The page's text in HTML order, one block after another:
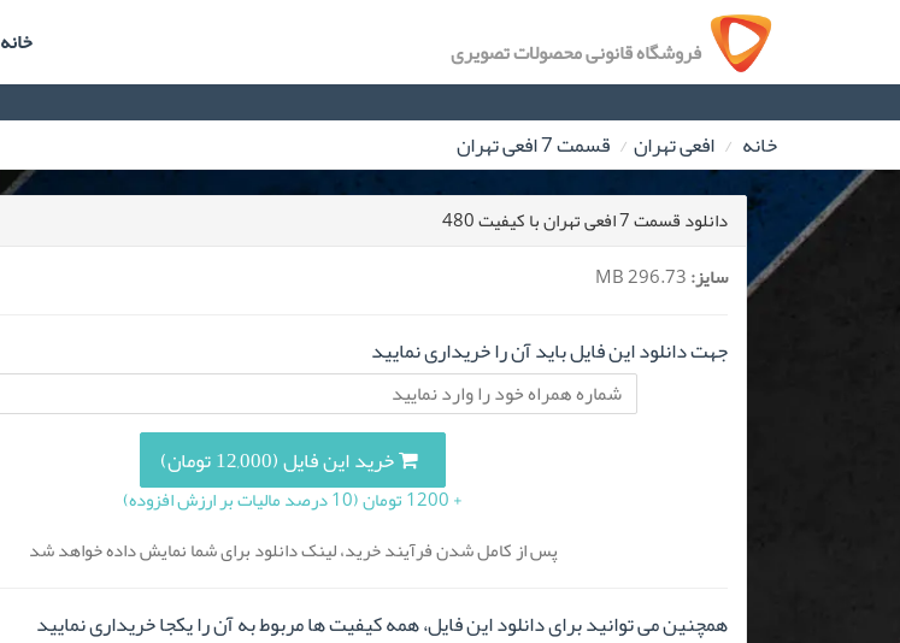
فروشگاه قانونی محصولات تصویری خانه
خانه افعی تهران قسمت 7 افعی تهران
دانلود قسمت 7 افعی تهران با کیفیت 480
سایز:
جهت دانلود این فایل باید آن را خریداری نمایید
خرید این فایل (12,000 تومان)
+ 1200 تومان (10 درصد مالیات بر ارزش افزوده)
پس از کامل شدن فرآیند خرید، لینک دانلود برای شما نمایش داده خواهد شد
همچنین می توانید برای دانلود این فایل، همه کیفیت ها مربوط به آن را یکجا خریداری نمایید